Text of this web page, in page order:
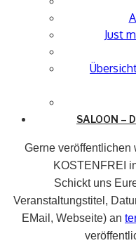
Just
SALOON –
Gerne veröffentlichen
KOSTENFREI
Schickt uns
Veranstaltungstitel,
EMail, Webseite) an